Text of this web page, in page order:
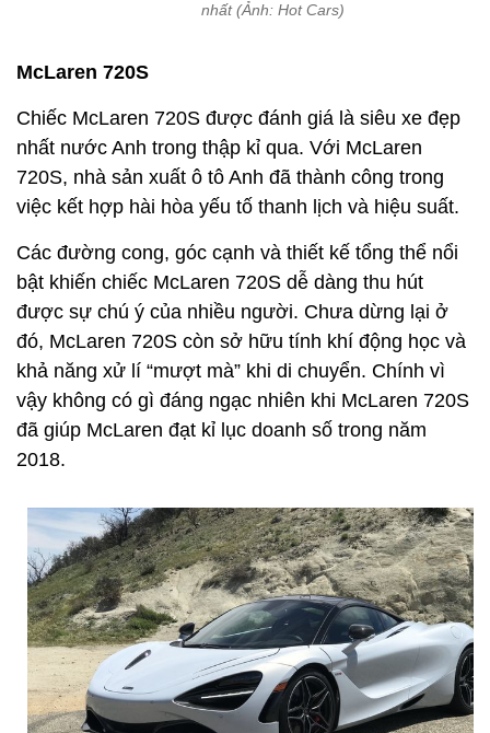
nhất (Ảnh: Hot Cars)
McLaren 720S
Chiếc McLaren 720S được đánh giá là siêu xe đẹp
nhất nước Anh trong thập kỉ qua. Với McLaren
720S, nhà sản xuất ô tô Anh đã thành công trong
việc kết hợp hài hòa yếu tố thanh lịch và hiệu suất.
Các đường cong, góc cạnh và thiết kế tổng thể nổi
bật khiến chiếc McLaren 720S dễ dàng thu hút
được sự chú ý của nhiều người. Chưa dừng lại ở
đó, McLaren 720S còn sở hữu tính khí động học và
khả năng xử lí “mượt mà” khi di chuyển. Chính vì
vậy không có gì đáng ngạc nhiên khi McLaren 720S
đã giúp McLaren đạt kỉ lục doanh số trong năm
2018.